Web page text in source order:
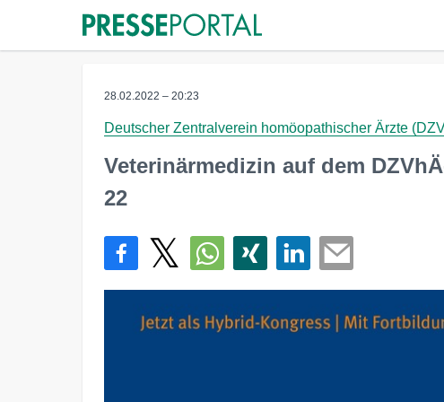
28.02.2022 – 20:23
Deutscher Zentralverein homöopathischer Ärzte
Veterinärmedizin auf dem
22